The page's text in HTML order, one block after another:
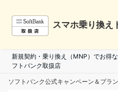
スマホ乗り換え
新規契約・乗り換え（MNP）でお得
フトバンク取扱店
ソフトバンク公式キャンペーン＆プラ